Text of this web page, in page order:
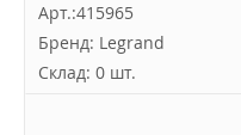
Арт.:415965
Бренд: Legrand
Склад: 0 шт.